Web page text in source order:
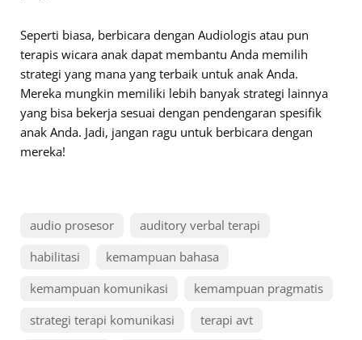
Seperti biasa, berbicara dengan Audiologis atau pun
terapis wicara anak dapat membantu Anda memilih
strategi yang mana yang terbaik untuk anak Anda.
Mereka mungkin memiliki lebih banyak strategi lainnya
yang bisa bekerja sesuai dengan pendengaran spesifik
anak Anda. Jadi, jangan ragu untuk berbicara dengan
mereka!
audio prosesor
auditory verbal terapi
habilitasi
kemampuan bahasa
kemampuan komunikasi
kemampuan pragmatis
strategi terapi komunikasi
terapi avt